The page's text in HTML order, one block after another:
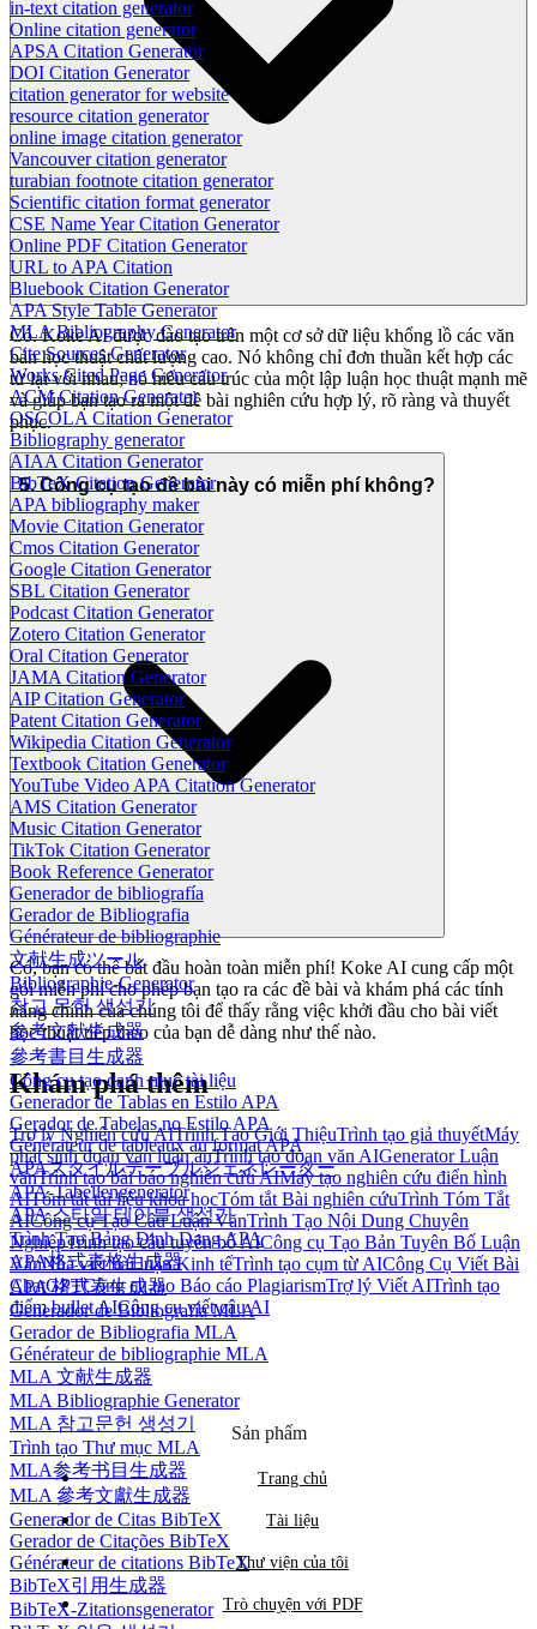
in-text citation generator
Online citation generator
APSA Citation Generator
DOI Citation Generator
citation generator for website
resource citation generator
online image citation generator
Vancouver citation generator
turabian footnote citation generator
Scientific citation format generator
CSE Name Year Citation Generator
Online PDF Citation Generator
URL to APA Citation
Bluebook Citation Generator
APA Style Table Generator
MLA Bibliography Generator
Cite Sources Generator
Works Cited Page Generator
ACM Citation Generator
OSCOLA Citation Generator
Bibliography generator
AIAA Citation Generator
BibTeX Citation Generator
APA bibliography maker
Movie Citation Generator
Cmos Citation Generator
Google Citation Generator
SBL Citation Generator
Podcast Citation Generator
Zotero Citation Generator
Oral Citation Generator
JAMA Citation Generator
AIP Citation Generator
Patent Citation Generator
Wikipedia Citation Generator
Textbook Citation Generator
YouTube Video APA Citation Generator
AMS Citation Generator
Music Citation Generator
TikTok Citation Generator
Book Reference Generator
Generador de bibliografía
Gerador de Bibliografia
Générateur de bibliographie
文献生成ツール
Bibliographie-Generator
참고 문헌 생성기
参考文献生成器
參考書目生成器
Công cụ tạo danh mục tài liệu
Generador de Tablas en Estilo APA
Gerador de Tabelas no Estilo APA
Générateur de tableaux au format APA
APAスタイルテーブルジェネレーター
APA-Tabellengenerator
APA 스타일 테이블 생성기
Trình Tạo Bảng Định Dạng APA
APA格式表格生成器
APA 格式表生成器
Generador de Bibliografía MLA
Gerador de Bibliografia MLA
Générateur de bibliographie MLA
MLA 文献生成器
MLA Bibliographie Generator
MLA 참고문헌 생성기
Trình tạo Thư mục MLA
MLA参考书目生成器
MLA 參考文獻生成器
Generador de Citas BibTeX
Gerador de Citações BibTeX
Générateur de citations BibTeX
BibTeX引用生成器
BibTeX-Zitationsgenerator
Có. Koke AI được đào tạo trên một cơ sở dữ liệu khổng lồ các văn
bản học thuật chất lượng cao. Nó không chỉ đơn thuần kết hợp các
từ lại với nhau; nó hiểu cấu trúc của một lập luận học thuật mạnh mẽ
và giúp bạn tạo ra một đề bài nghiên cứu hợp lý, rõ ràng và thuyết
phục.
5. Công cụ tạo đề bài này có miễn phí không?
Có, bạn có thể bắt đầu hoàn toàn miễn phí! Koke AI cung cấp một
gói miễn phí cho phép bạn tạo ra các đề bài và khám phá các tính
năng chính của chúng tôi để thấy rằng việc khởi đầu cho bài viết
học thuật tiếp theo của bạn dễ dàng như thế nào.
Khám phá thêm
Trợ lý Nghiên cứu AITrình Tạo Giới ThiệuTrình tạo giả thuyếtMáy
phát sinh đoạn văn luận ánTrình tạo đoạn văn AIGenerator Luận
vănTrình tạo bài báo nghiên cứu AIMáy tạo nghiên cứu điển hình
AITóm tắt tài liệu khoa họcTóm tắt Bài nghiên cứuTrình Tóm Tắt
AICông cụ Tạo Câu Luận VănTrình Tạo Nội Dung Chuyên
NghiệpTrình tạo câu tuyên bố AICông cụ Tạo Bản Tuyên Bố Luận
VănNhà viết bài luận Kinh tếTrình tạo cụm từ AICông Cụ Viết Bài
ChatGPTCông cụ tạo Báo cáo PlagiarismTrợ lý Viết AITrình tạo
điểm bullet AICông cụ viết câu AI
Sản phẩm
Trang chủ
Tài liệu
Thư viện của tôi
Trò chuyện với PDF